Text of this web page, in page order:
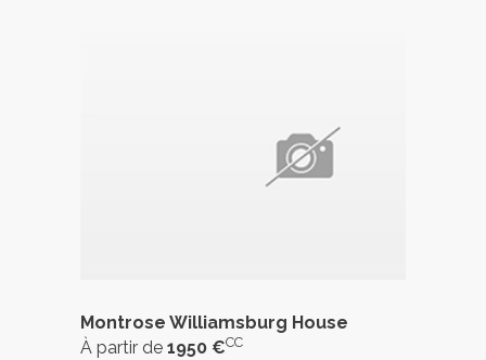
Montrose Williamsburg House
À partir de 1950 €CC